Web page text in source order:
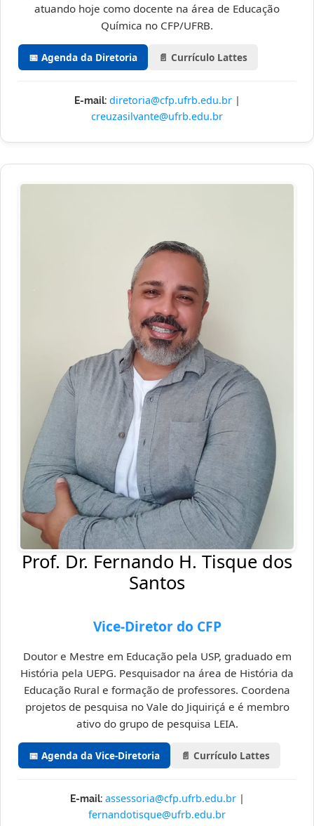
atuando hoje como docente na área de Educação
Química no CFP/UFRB.
📅 Agenda da Diretoria 📄 Currículo Lattes
E-mail: diretoria@cfp.ufrb.edu.br|
creuzasilvante@ufrb.edu.br
Prof. Dr. Fernando H. Tisque dos
Santos
Vice-Diretor do CFP
Doutor e Mestre em Educação pela USP, graduado em
História pela UEPG. Pesquisador na área de História da
Educação Rural e formação de professores. Coordena
projetos de pesquisa no Vale do Jiquiriçá e é membro
ativo do grupo de pesquisa LEIA.
📅 Agenda da Vice-Diretoria 📄 Currículo Lattes
E-mail: assessoria@cfp.ufrb.edu.br|
fernandotisque@ufrb.edu.br